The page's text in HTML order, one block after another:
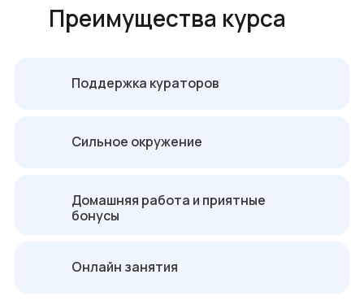
Преимущества курса
Поддержка кураторов
Сильное окружение
Домашняя работа и приятные
бонусы
Онлайн занятия